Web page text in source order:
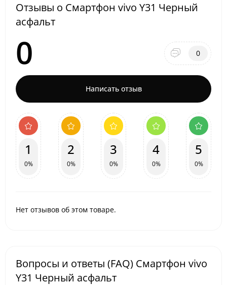
Отзывы о Смартфон vivo Y31 Черный
асфальт
0 0
Написать отзыв
1
0%
2
0%
3
0%
4
0%
5
0%
Нет отзывов об этом товаре.
Вопросы и ответы (FAQ) Смартфон vivo
Y31 Черный асфальт